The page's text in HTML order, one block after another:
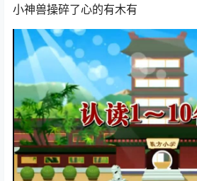
小神兽操碎了心的有木有